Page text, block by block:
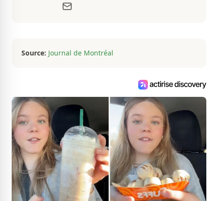
actualités. Autant intéressé par les
Source: Journal de Montréal